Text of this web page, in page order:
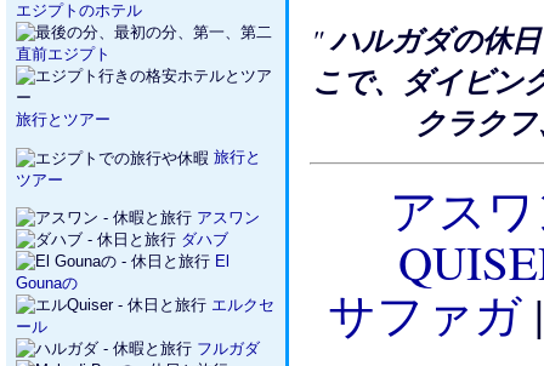
エジプトのホテル
直前エジプト
旅行とツアー
旅行と
ツアー
アスワン
ダハブ
El
Gounaの
エルクセ
ール
フルガダ
"ハルガダの休
こで、ダイビン
クラク
アス
サファガ